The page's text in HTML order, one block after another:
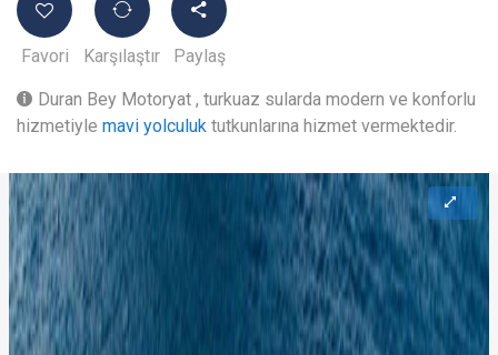
Favori Karşılaştır Paylaş
Duran Bey Motoryat , turkuaz sularda modern ve konforlu
hizmetiyle mavi yolculuk tutkunlarına hizmet vermektedir.